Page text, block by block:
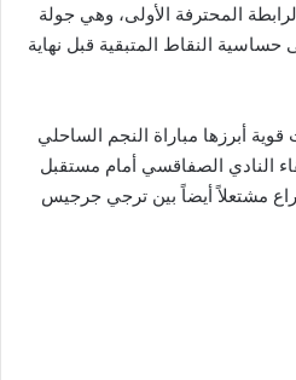
من بطولة الرابطة المحترفة الأولى، وهي جولة
النقاط المتبقية قبل نهاية
أبرزها مباراة النجم الساحلي
النادي الصفاقسي أمام مستقبل
مشتعلاً أيضاً بين ترجي جرجيس